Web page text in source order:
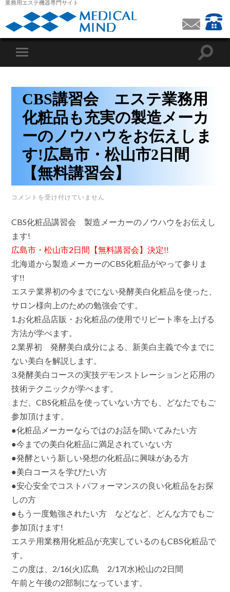
業務用エステ機器専門サイト
CBS講習会 エステ業務用
化粧品も充実の製造メーカ
ーのノウハウをお伝えしま
す!広島市・松山市2日間
【無料講習会】
CBS
会
ス
テ
業
務
用
化
粧
も
充
の
製
造
メ
カ
ー
ノ
ウ
ハ
ウ
お
伝
し
ま
す!
広
市・
松
市
2
日
間
【無
料
コメントを受け付けていません
CBS化粧品講習会 製造メーカーのノウハウをお伝えし
ます!
広島市・松山市2日間【無料講習会】決定!!
北海道から製造メーカーのCBS化粧品がやって参りま
す!!
エステ業界初の今までにない発酵美白化粧品を使った、
サロン様向上のための勉強会です。
1.お化粧品店販・お化粧品の使用でリピート率を上げる
方法が学べます。
2.業界初 発酵美白成分による、新美白主義で今までに
ない美白を解説します。
3.発酵美白コースの実技デモンストレーションと応用の
技術テクニックが学べます。
まだ、CBS化粧品を使っていない方でも、どなたでもご
参加頂けます。
●化粧品メーカーならではのお話を聞いてみたい方
●今までの美白化粧品に満足されていない方
●発酵という新しい発想の化粧品に興味がある方
●美白コースを学びたい方
●安心安全でコストパフォーマンスの良い化粧品をお探
しの方
●もう一度勉強されたい方 などなど、どんな方でもご
参加頂けます!
エステ用業務用化粧品が充実しているのもCBS化粧品で
す。
この度は、2/16(火)広島 2/17(水)松山の2日間
午前と午後の2部制になっています。